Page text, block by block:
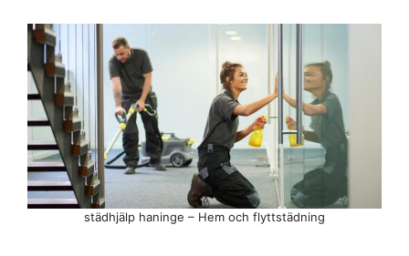
städhjälp haninge – Hem och flyttstädning